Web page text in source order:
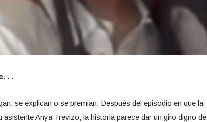
. .
se explican o se premian. Después del episodio en que la
Anya Trevizo, la historia parece dar un giro digno de